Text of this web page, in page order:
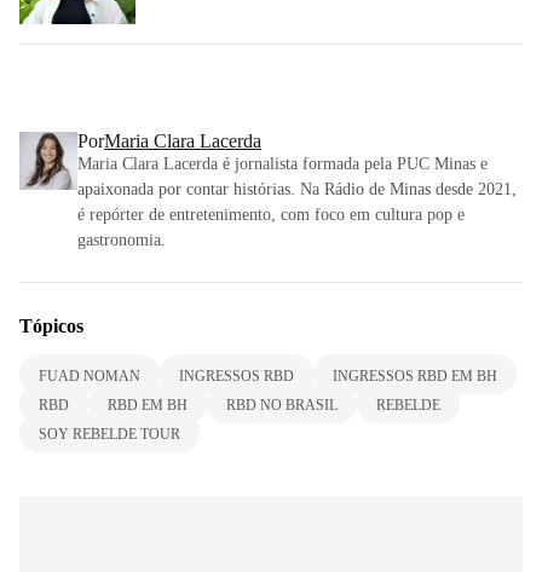
PorMaria Clara Lacerda
Maria Clara Lacerda é jornalista formada pela PUC Minas e
apaixonada por contar histórias. Na Rádio de Minas desde 2021,
é repórter de entretenimento, com foco em cultura pop e
gastronomia.
Tópicos
FUAD NOMAN INGRESSOS RBD
INGRESSOS RBD EM BH
RBD
RBD EM BH RBD NO BRASIL
REBELDE
SOY REBELDE TOUR